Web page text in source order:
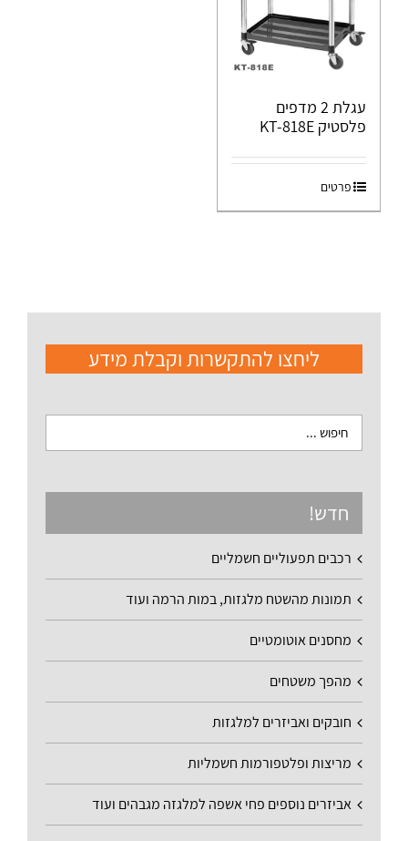
עגלת 2 מדפים
פלסטיק KT-818E
פרטים
ליחצו להתקשרות וקבלת מידע
חדש!
רכבים תפעוליים חשמליים
תמונות מהשטח מלגזות, במות הרמה ועוד
מחסנים אוטומטיים
מהפך משטחים
חובקים ואביזרים למלגזות
מריצות ופלטפורמות חשמליות
אביזרים נוספים פחי אשפה למלגזה מגבהים ועוד